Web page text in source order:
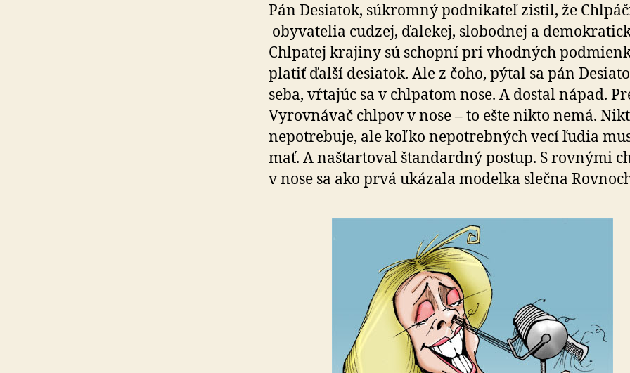
Pán Desiatok, súkromný podnikateľ zistil, že
oby­va­te­lia cudzej, ďalekej, slobodnej a
Chlpatej kra­ji­ny sú schopní pri vhod­ných
platiť ďalší de­sia­tok. Ale z čoho, pýtal sa pán
seba, vŕta­júc sa v chlpa­tom nose. A dostal nápad.
Vy­rov­ná­vač chlpov v nose – to ešte nikto nemá.
ne­potre­bu­je, ale koľko ne­potreb­ných vecí ľudia
mať. A naštar­to­val štan­dar­dný postup. S rov­nými
v nose sa ako prvá ukázala modelka slečna